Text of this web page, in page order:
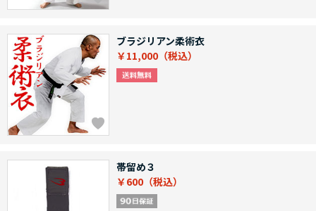
ブラジリアン柔術衣
￥11,000
帯留め３
￥600